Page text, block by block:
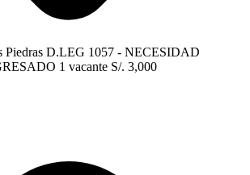
Piedras D.LEG 1057 - NECESIDAD
1 vacante S/. 3,000